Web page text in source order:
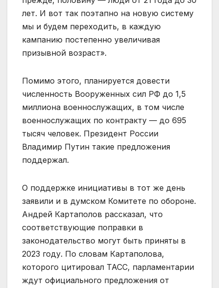
лет. И вот так поэтапно на новую систему
мы и будем переходить, в каждую
кампанию постепенно увеличивая
призывной возраст».
Помимо этого, планируется довести
численность Вооруженных сил РФ до 1,5
миллиона военнослужащих, в том числе
военнослужащих по контракту — до 695
тысяч человек. Президент России
Владимир Путин такие предложения
поддержал.
О поддержке инициативы в тот же день
заявили и в думском Комитете по обороне.
Андрей Картаполов рассказал, что
соответствующие поправки в
законодательство могут быть приняты в
2023 году. По словам Картаполова,
которого цитировал ТАСС, парламентарии
ждут официального предложения от